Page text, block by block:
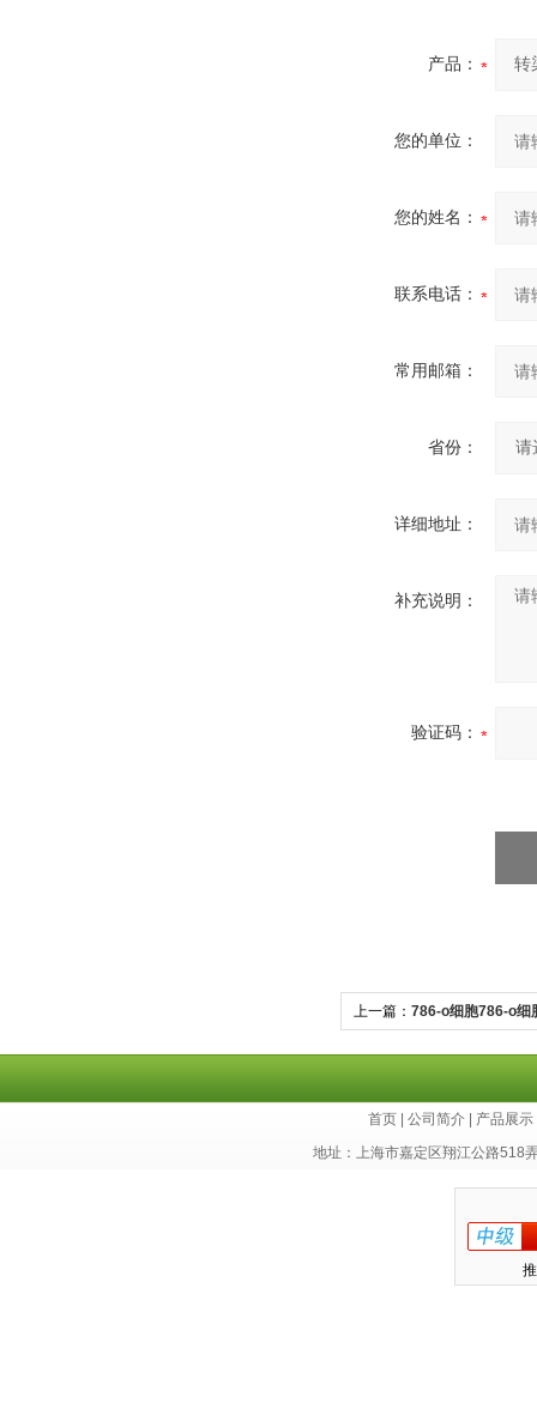
产品：
您的单位：
您的姓名：
联系电话：
常用邮箱：
省份：
详细地址：
补充说明：
验证码：
上一篇： 786-o细胞786-o细
首页 公司简介 产品展示
地址：上海市嘉定区翔江公路518